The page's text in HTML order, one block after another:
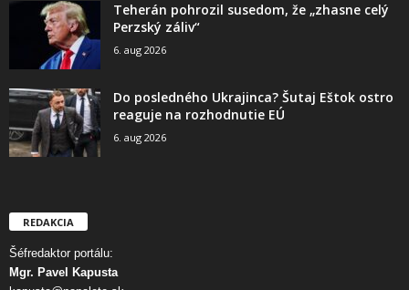
Teherán pohrozil susedom, že „zhasne celý
Perzský záliv“
6. aug 2026
Do posledného Ukrajinca? Šutaj Eštok ostro
reaguje na rozhodnutie EÚ
6. aug 2026
REDAKCIA
Šéfredaktor portálu:
Mgr. Pavel Kapusta